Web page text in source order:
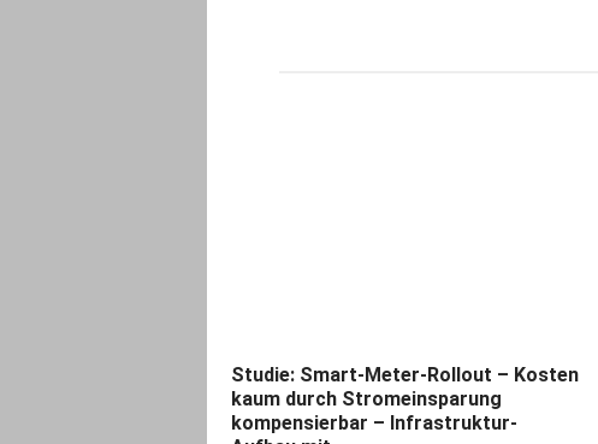
Studie: Smart-Meter-Rollout – Kosten
kaum durch Stromeinsparung
kompensierbar – Infrastruktur-